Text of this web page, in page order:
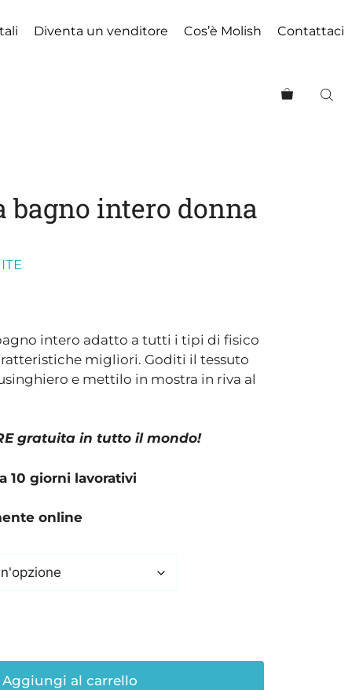
Diventa un venditore Cos’è Molish Contattaci
bagno intero donna
intero adatto a tutti i tipi di fisico
migliori. Goditi il tessuto
e mettilo in mostra in riva al
gratuita in tutto il mondo!
10 giorni lavorativi
online
Aggiungi al carrello